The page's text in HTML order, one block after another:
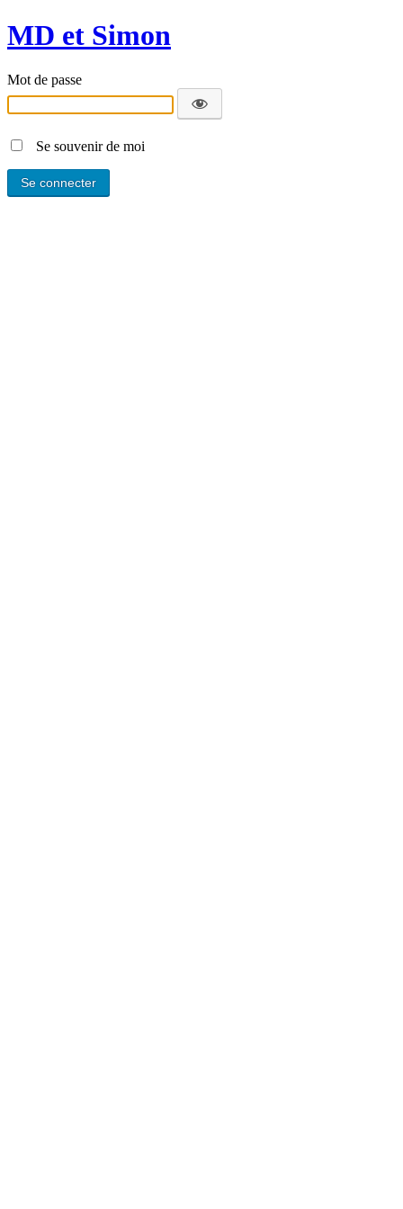
MD et Simon
Mot de passe
Se souvenir de moi